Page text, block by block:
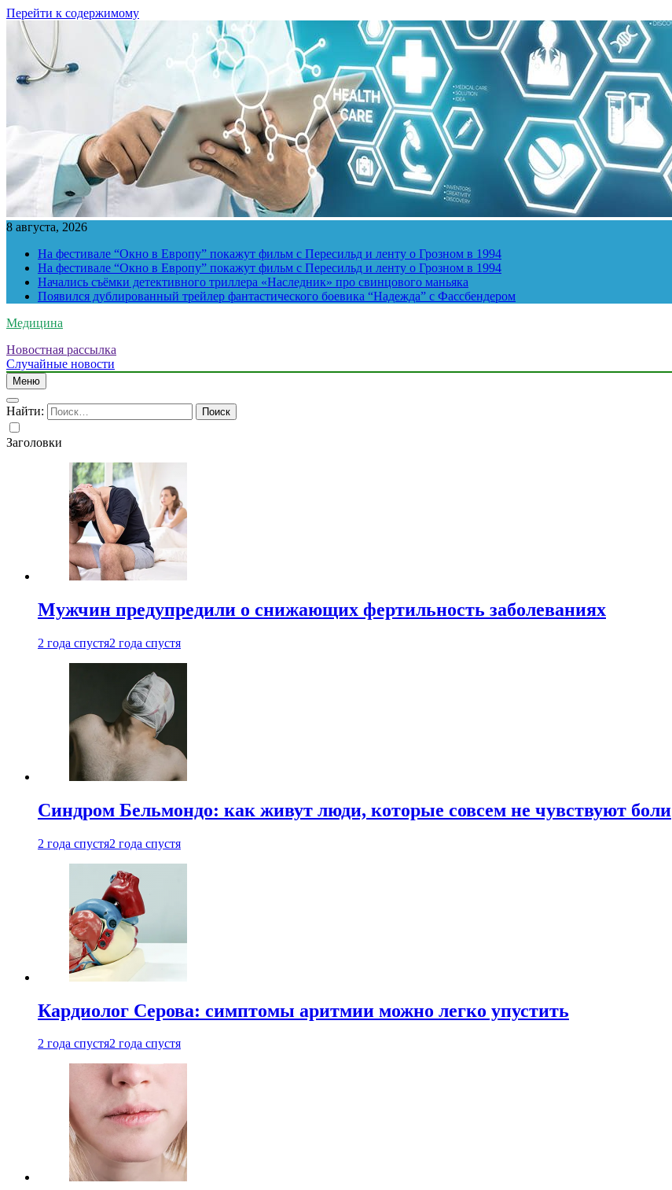
Перейти к содержимому
8 августа, 2026
На фестивале “Окно в Европу” покажут фильм с Пересильд и ленту о Грозном в 1994
На фестивале “Окно в Европу” покажут фильм с Пересильд и ленту о Грозном в 1994
Начались съёмки детективного триллера «Наследник» про свинцового маньяка
Появился дублированный трейлер фантастического боевика “Надежда” с Фассбендером
Медицина
Новостная рассылка
Случайные новости
Меню
Найти:
Заголовки
Мужчин предупредили о снижающих фертильность заболеваниях
2 года спустя2 года спустя
Синдром Бельмондо: как живут люди, которые совсем не чувствуют боли
2 года спустя2 года спустя
Кардиолог Серова: симптомы аритмии можно легко упустить
2 года спустя2 года спустя